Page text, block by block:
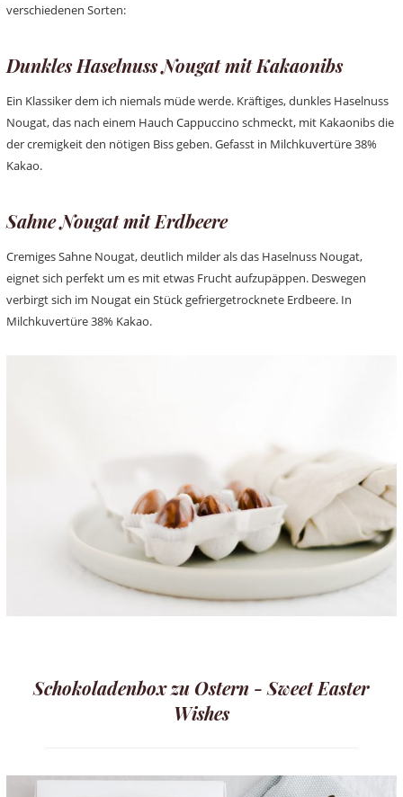
verschiedenen Sorten:
Dunkles Haselnuss Nougat mit Kakaonibs
Ein Klassiker dem ich niemals müde werde. Kräftiges, dunkles Haselnuss
Nougat, das nach einem Hauch Cappuccino schmeckt, mit Kakaonibs die
der cremigkeit den nötigen Biss geben. Gefasst in Milchkuvertüre 38%
Kakao.
Sahne Nougat mit Erdbeere
Cremiges Sahne Nougat, deutlich milder als das Haselnuss Nougat,
eignet sich perfekt um es mit etwas Frucht aufzupäppen. Deswegen
verbirgt sich im Nougat ein Stück gefriergetrocknete Erdbeere. In
Milchkuvertüre 38% Kakao.
Schokoladenbox zu Ostern - Sweet Easter
Wishes